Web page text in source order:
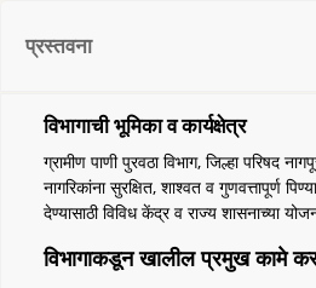
प्रस्तवना
विभागाची भूमिका व कार्यक्षेत्र
ग्रामीण पाणी पुरवठा विभाग, जिल्हा परिषद
नागरिकांना सुरक्षित, शाश्वत व गुणवत्तापूर्ण
देण्यासाठी विविध केंद्र व राज्य शासनाच्या
विभागाकडून खालील प्रमुख कामे